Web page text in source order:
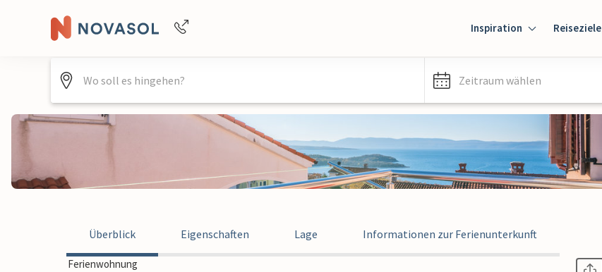
+4940688715475
Inspiration Reiseziele
Zeitraum wählen
Überblick Eigenschaften Lage Informationen zur Ferienunterkunft
Ferienwohnung